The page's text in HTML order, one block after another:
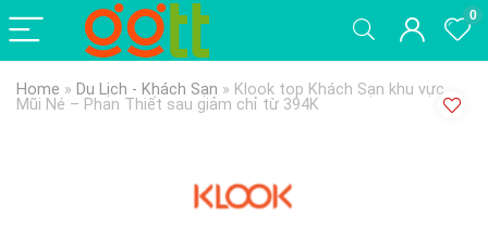
0
Home » Du Lịch - Khách Sạn » Klook top Khách Sạn khu vực
Mũi Né – Phan Thiết sau giảm chỉ từ 394K